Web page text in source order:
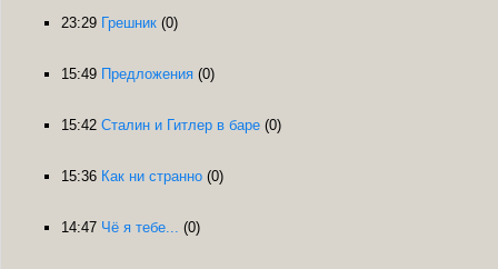
23:29 Грешник (0)
15:49 Предложения (0)
15:42 Сталин и Гитлер в баре (0)
15:36 Как ни странно (0)
14:47 Чё я тебе... (0)